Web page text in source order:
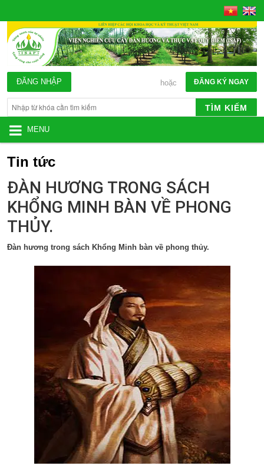
ĐĂNG KÝ NGAY
hoặc
ĐĂNG NHẬP
TÌM KIẾM
MENU
Tin tức
ĐÀN HƯƠNG TRONG SÁCH
KHỔNG MINH BÀN VỀ PHONG
THỦY.
Đàn hương trong sách Khổng Minh bàn về phong thủy.